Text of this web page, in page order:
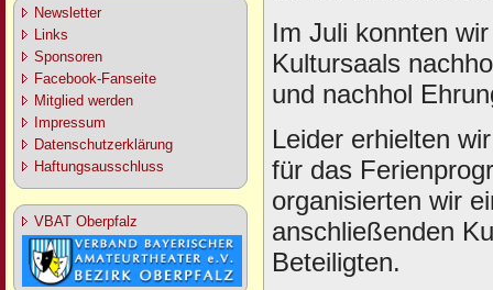
Newsletter
Links
Sponsoren
Facebook-Fanseite
Mitglied werden
Impressum
Datenschutzerklärung
Haftungsausschluss
VBAT Oberpfalz
Im Juli konnten
Kultursaals
und nachhol
Leider erhielten
für das
organisierten wir
anschließenden
Beteiligten.